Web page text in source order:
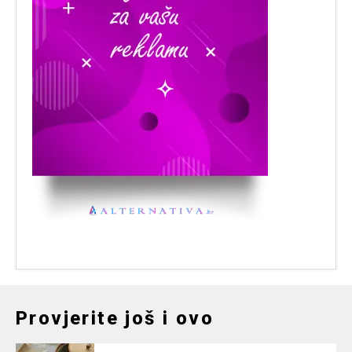
Provjerite još i ovo